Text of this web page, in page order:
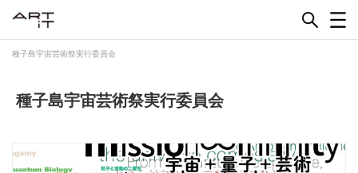
content
種子島宇宙芸術祭実行委員会
種子島宇宙芸術祭実行委員会